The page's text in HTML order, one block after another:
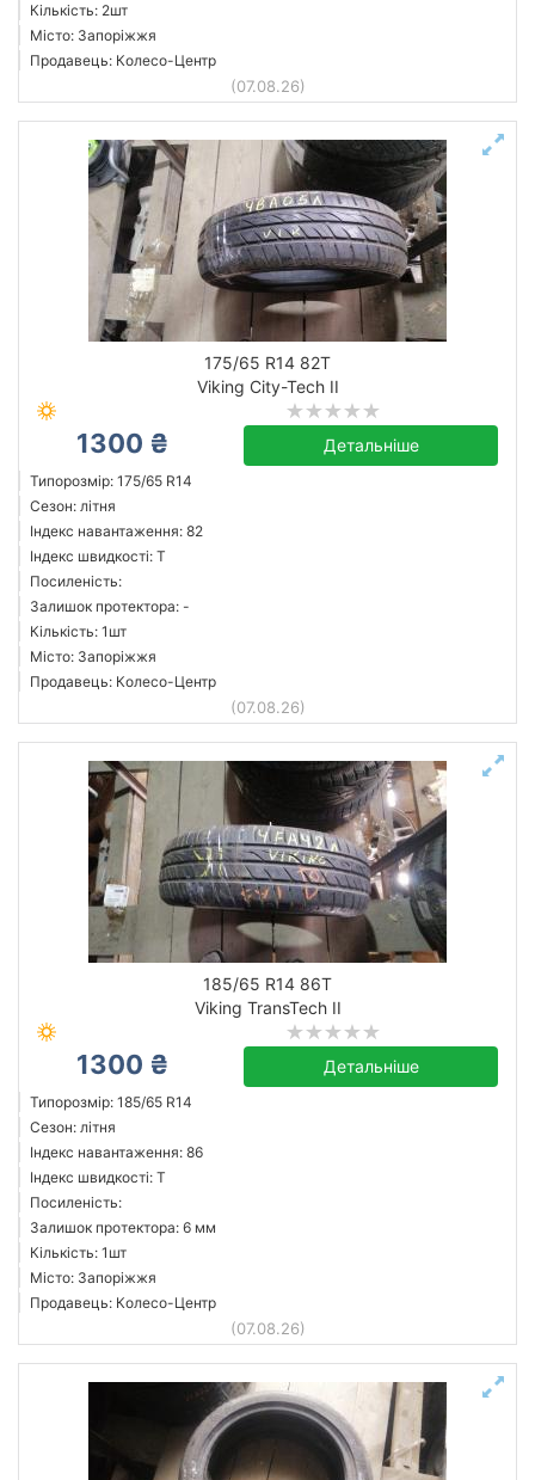
Кількість: 2шт
Місто: Запоріжжя
Продавець: Колесо-Центр
(07.08.26)
175/65 R14 82T
Viking City-Tech II
1300 ₴ Детальніше
Типорозмір: 175/65 R14
Сезон: літня
Індекс навантаження: 82
Індекс швидкості: T
Посиленість:
Залишок протектора: -
Кількість: 1шт
Місто: Запоріжжя
Продавець: Колесо-Центр
(07.08.26)
185/65 R14 86T
Viking TransTech II
1300 ₴ Детальніше
Типорозмір: 185/65 R14
Сезон: літня
Індекс навантаження: 86
Індекс швидкості: T
Посиленість:
Залишок протектора: 6 мм
Кількість: 1шт
Місто: Запоріжжя
Продавець: Колесо-Центр
(07.08.26)